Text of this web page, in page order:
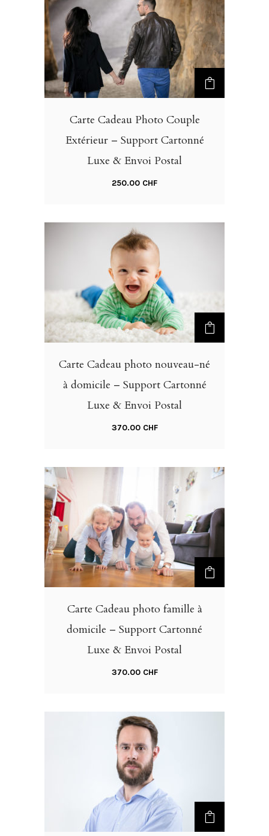
Carte Cadeau Photo Couple
Extérieur – Support Cartonné
Luxe & Envoi Postal
250.00 CHF
Carte Cadeau photo nouveau-né
à domicile – Support Cartonné
Luxe & Envoi Postal
370.00 CHF
Carte Cadeau photo famille à
domicile – Support Cartonné
Luxe & Envoi Postal
370.00 CHF